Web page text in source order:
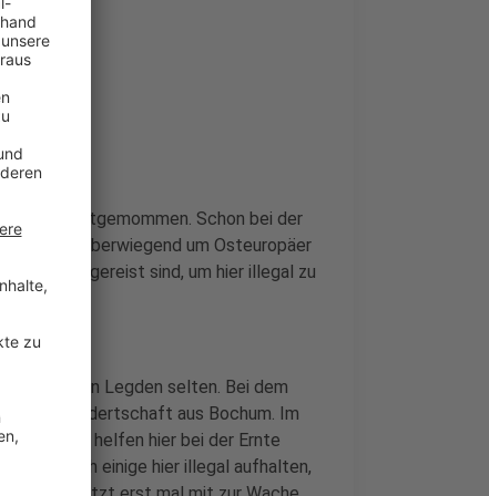
festgemommen. Schon bei der
es sich überwiegend um Osteuropäer
eingereist sind, um hier illegal zu
in Legden selten. Bei dem
einer Hundertschaft aus Bochum. Im
Die helfen hier bei der Ernte
dass sich einige hier illegal aufhalten,